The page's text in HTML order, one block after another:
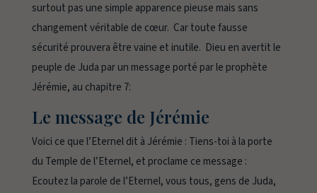
surtout pas une simple apparence pieuse mais sans
changement véritable de cœur. Car toute fausse
sécurité prouvera être vaine et inutile. Dieu en avertit le
peuple de Juda par un message porté par le prophète
Jérémie, au chapitre 7:
Le message de Jérémie
Voici ce que l’Eternel dit à Jérémie : Tiens-toi à la porte
du Temple de l’Eternel, et proclame ce message :
Ecoutez la parole de l’Eternel, vous tous, gens de Juda,